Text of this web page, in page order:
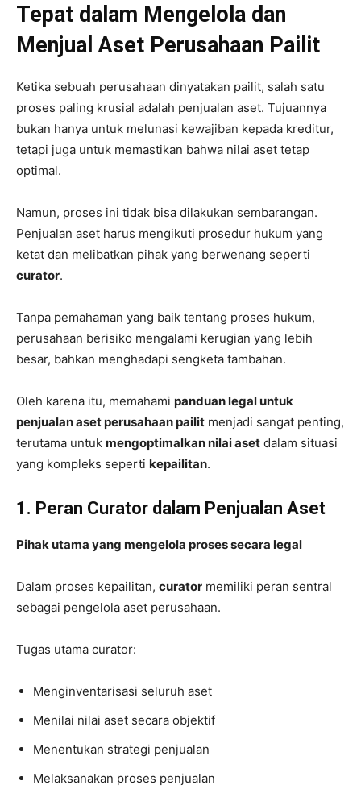
Tepat dalam Mengelola dan
Menjual Aset Perusahaan Pailit
Ketika sebuah perusahaan dinyatakan pailit, salah satu
proses paling krusial adalah penjualan aset. Tujuannya
bukan hanya untuk melunasi kewajiban kepada kreditur,
tetapi juga untuk memastikan bahwa nilai aset tetap
optimal.
Namun, proses ini tidak bisa dilakukan sembarangan.
Penjualan aset harus mengikuti prosedur hukum yang
ketat dan melibatkan pihak yang berwenang seperti
curator.
Tanpa pemahaman yang baik tentang proses hukum,
perusahaan berisiko mengalami kerugian yang lebih
besar, bahkan menghadapi sengketa tambahan.
Oleh karena itu, memahami panduan legal untuk
penjualan aset perusahaan pailit menjadi sangat penting,
terutama untuk mengoptimalkan nilai aset dalam situasi
yang kompleks seperti kepailitan.
1. Peran Curator dalam Penjualan Aset
Pihak utama yang mengelola proses secara legal
Dalam proses kepailitan, curator memiliki peran sentral
sebagai pengelola aset perusahaan.
Tugas utama curator:
Menginventarisasi seluruh aset
Menilai nilai aset secara objektif
Menentukan strategi penjualan
Melaksanakan proses penjualan